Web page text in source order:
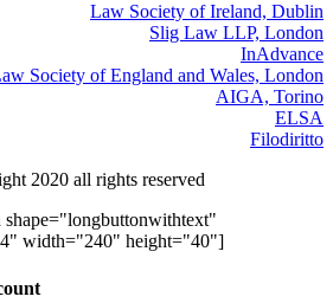
Law Society of Ireland, Dublin
Slig Law LLP, London
InAdvance
Society of England and Wales, London
AIGA, Torino
ELSA
Filodiritto
2020 all rights reserved
width="240" height="40"]